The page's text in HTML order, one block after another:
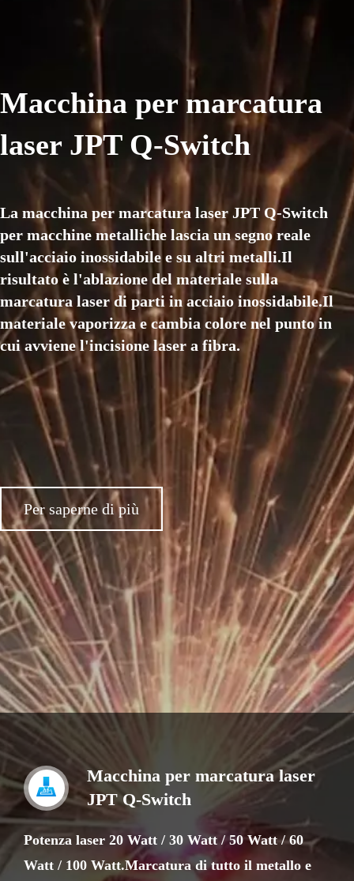
Macchina per marcatura
laser JPT Q-Switch
La macchina per marcatura laser JPT Q-Switch
per macchine metalliche lascia un segno reale
sull'acciaio inossidabile e su altri metalli.Il
risultato è l'ablazione del materiale sulla
marcatura laser di parti in acciaio inossidabile.Il
materiale vaporizza e cambia colore nel punto in
cui avviene l'incisione laser a fibra.
Per saperne di più
Macchina per marcatura laser
JPT Q-Switch
Potenza laser 20 Watt / 30 Watt / 50 Watt / 60
Watt / 100 Watt.Marcatura di tutto il metallo e